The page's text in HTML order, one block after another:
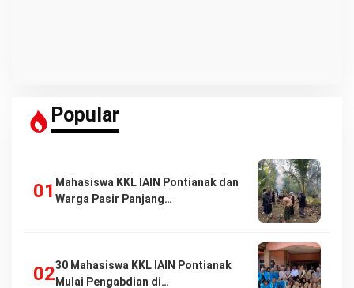
Popular
Mahasiswa KKL IAIN Pontianak dan
Warga Pasir Panjang…
30 Mahasiswa KKL IAIN Pontianak
Mulai Pengabdian di…